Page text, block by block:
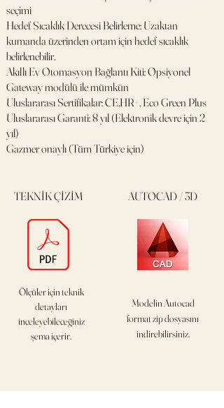
seçimi
Hedef Sıcaklık Derecesi Belirleme: Uzaktan
kumanda üzerinden ortam için hedef sıcaklık
belirlenebilir.
Akıllı Ev Otomasyon Bağlantı Kiti: Opsiyonel
Gateway modülü ile mümkün
Uluslararası Sertifikalar: CE,HR+, Eco Green Plus
Uluslararası Garanti: 8 yıl (Elektronik devre için 2
yıl)
Gazmer onaylı (Tüm Türkiye için)
TEKNİK ÇİZİM
Ölçüler için teknik
detayları
inceleyebileceğiniz
şema içerir.
AUTOCAD / 3D
Modelin Autocad
formatzip dosyasını
indirebilirsiniz.